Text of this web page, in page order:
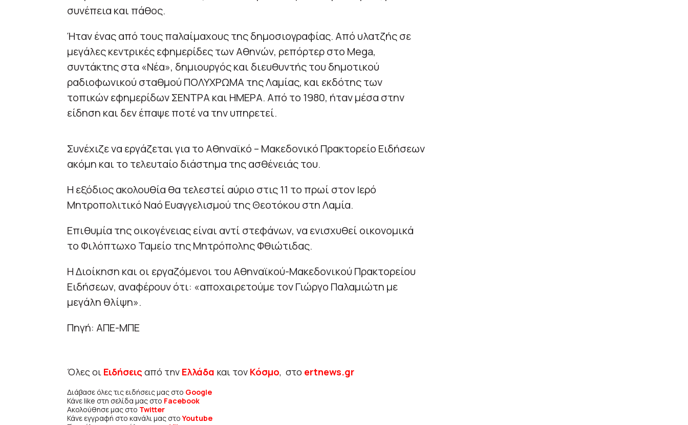
συνέπεια και πάθος.
Ήταν ένας από τους παλαίμαχους της δημοσιογραφίας. Από υλατζής σε
μεγάλες κεντρικές εφημερίδες των Αθηνών, ρεπόρτερ στο Mega,
συντάκτης στα «Νέα», δημιουργός και διευθυντής του δημοτικού
ραδιοφωνικού σταθμού ΠΟΛΥΧΡΩΜΑ της Λαμίας, και εκδότης των
τοπικών εφημερίδων ΣΕΝΤΡΑ και ΗΜΕΡΑ. Από το 1980, ήταν μέσα στην
είδηση και δεν έπαψε ποτέ να την υπηρετεί.
Συνέχιζε να εργάζεται για το Αθηναϊκό – Μακεδονικό Πρακτορείο Ειδήσεων
ακόμη και το τελευταίο διάστημα της ασθένειάς του.
Η εξόδιος ακολουθία θα τελεστεί αύριο στις 11 το πρωί στον Ιερό
Μητροπολιτικό Ναό Ευαγγελισμού της Θεοτόκου στη Λαμία.
Επιθυμία της οικογένειας είναι αντί στεφάνων, να ενισχυθεί οικονομικά
το Φιλόπτωχο Ταμείο της Μητρόπολης Φθιώτιδας.
Η Διοίκηση και οι εργαζόμενοι του Αθηναϊκού-Μακεδονικού Πρακτορείου
Ειδήσεων, αναφέρουν ότι: «αποχαιρετούμε τον Γιώργο Παλαμιώτη με
μεγάλη θλίψη».
Πηγή: ΑΠΕ-ΜΠΕ
Όλες οι Ειδήσεις από την Ελλάδα και τον Κόσμο, στο ertnews.gr
Διάβασε όλες τις ειδήσεις μας στο Google
Κάνε like στη σελίδα μας στο Facebook
Ακολούθησε μας στο Twitter
Κάνε εγγραφή στο κανάλι μας στοYoutube